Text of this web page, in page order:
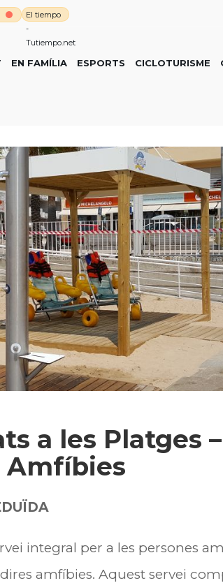
El tiempo
-
Tutiempo.net
EN FAMÍLIA ESPORTS CICLOTURISME
a les Platges
Amfíbies
integral per a les persones
amfíbies. Aquest servei